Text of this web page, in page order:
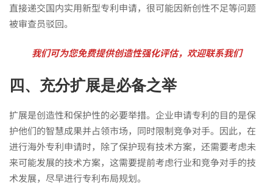
直接递交国内实用新型专利申请，很可能因新创性不足等问题
被审查员驳回。
我们可为您免费提供创造性强化评估，欢迎联系我们
四、充分扩展是必备之举
扩展是创造性和保护性的必要举措。企业申请专利的目的是保
护他们的智慧成果并占领市场，同时限制竞争对手。因此，在
进行海外专利申请时，除了保护现有技术方案，还需要考虑未
来可能发展的技术方案，这需要提前考虑行业和竞争对手的技
术发展，尽早进行专利布局规划。